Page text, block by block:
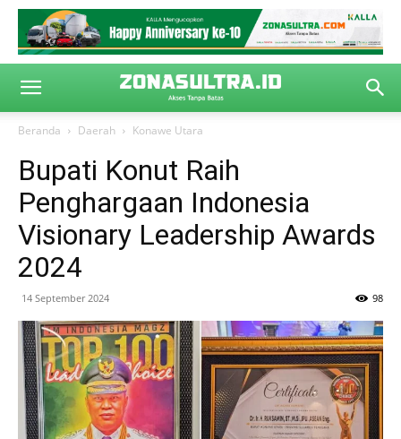
Beranda Daerah Konawe Utara
Bupati Konut Raih
Penghargaan Indonesia
Visionary Leadership Awards
2024
14 September 2024 98